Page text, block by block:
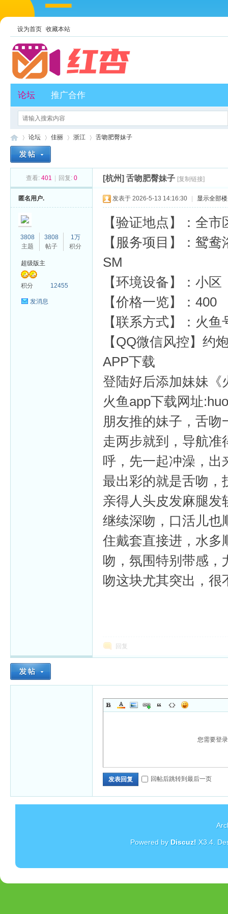
设为首页 收藏本站
论坛 推广合作
论坛
›
佳丽
›
浙江 舌吻肥臀妹子
查看: 401 回复: 0 [杭州]舌吻肥臀妹子 [复制链接]
匿名用户.
3808
主题
3808
帖子
1万
积分
超级版主
积分 12455
发消息
发表于 2026-5-13 14:16:30 显示全部
【验证地点】：全市
【服务项目】：鸳
SM
【环境设备】：小区
【价格一览】：400
【联系方式】：火
【QQ微信风控】约
APP下载
登陆好后添加妹妹
火鱼app下载网址
朋友推的妹子，舌
走两步就到，导航准
呼，先一起冲澡，出
最出彩的就是舌吻，
亲得人头皮发麻腿发
继续深吻，口活儿也
住戴套直接进，水多
吻，氛围特别带感，
吻这块尤其突出，很
回复
您需要登
发表回复 回帖后跳转到最后一页
Powered by Discuz! X3.4.